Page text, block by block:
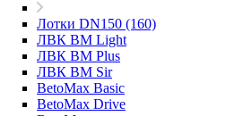
Лотки DN150 (160)
ЛВК ВМ Light
ЛВК ВМ Plus
ЛВК ВМ Sir
BetoMax Basic
BetoMax Drive